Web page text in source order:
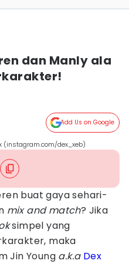
dan Manly ala
Add Us on Google
(instagram.com/dex_xeb)
buat gaya sehari-
mix and match? Jika
simpel yang
maka
Jin Young a.k.a Dex